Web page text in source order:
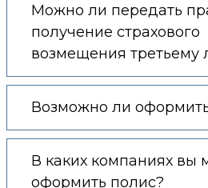
Можно ли передать
получение страхового
возмещения третьему
Возможно ли
В каких компаниях вы
оформить полис?